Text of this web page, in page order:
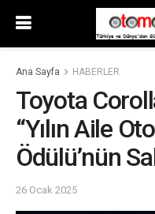
Ana Sayfa HABERLER
Toyota
“Yılın Aile
Ödülü’nün
26 Ocak 2025